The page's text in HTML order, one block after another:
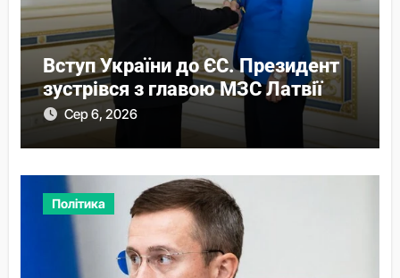
Вступ України до ЄС. Президент
зустрівся з главою МЗС Латвії
Сер 6, 2026
Політика